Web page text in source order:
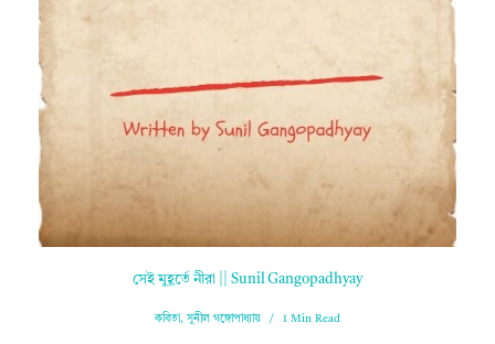
সেই মুহূর্তে নীরা || Sunil Gangopadhyay
কবিতা,সুনীল গঙ্গোপাধ্যায় 1 Min Read